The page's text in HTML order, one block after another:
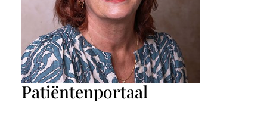
Patiëntenportaal